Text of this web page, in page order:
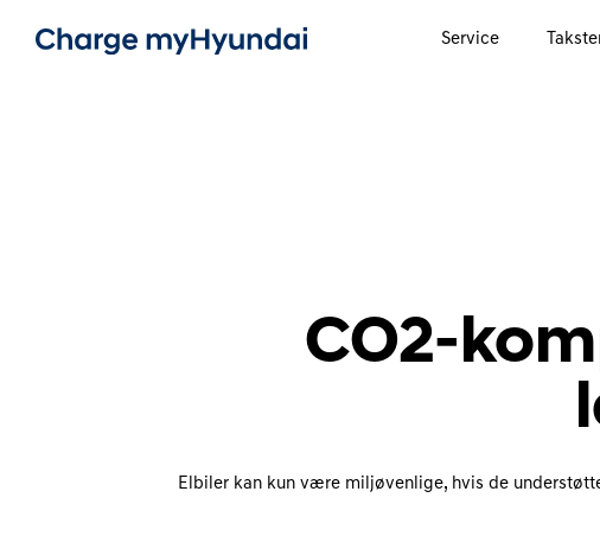
Service
CO2-
Elbiler kan kun være miljøvenlige, hvis de